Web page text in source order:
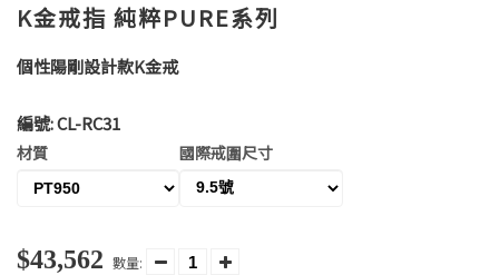
K金戒指 純粹PURE系列
個性陽剛設計款K金戒
編號:CL-RC31
材質 國際戒圍尺寸
$43,562 數量: